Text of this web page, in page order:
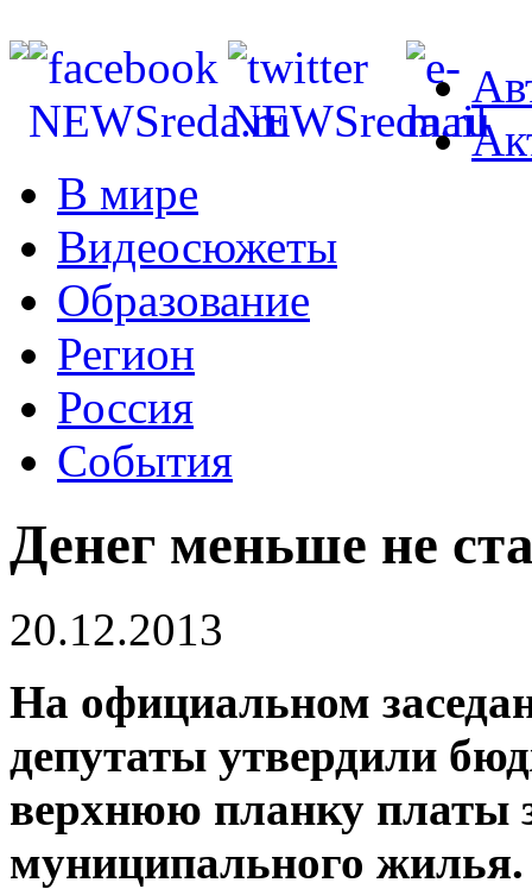
В мире
Видеосюжеты
Образование
Регион
Россия
События
Денег меньше не
20.12.2013
На официальном
депутаты утвердили
верхнюю планку платы
муниципального жилья.